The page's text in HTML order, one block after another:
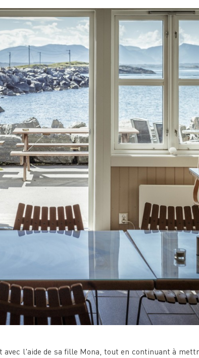
l'aide de sa fille Mona, tout en continuant à